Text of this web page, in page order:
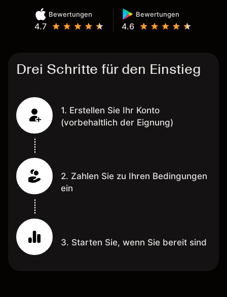
Bewertungen
4.7
Bewertungen
4.6
Drei Schritte für den Einstieg
1. Erstellen Sie Ihr Konto
(vorbehaltlich der Eignung)
2. Zahlen Sie zu Ihren Bedingungen
ein
3. Starten Sie, wenn Sie bereit sind